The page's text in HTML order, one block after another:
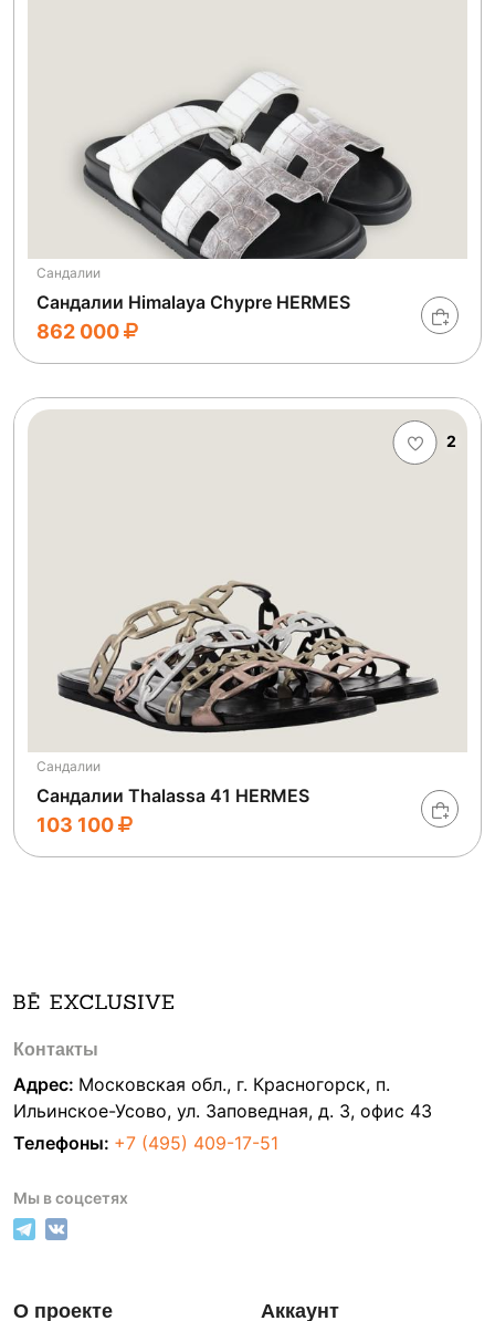
Сандалии
Сандалии Himalaya Chypre HERMES
862 000
2
Сандалии
Сандалии Thalassa 41 HERMES
103 100
Контакты
Адрес: Московская обл., г. Красногорск, п.
Ильинское-Усово, ул. Заповедная, д. 3, офис 43
Телефоны: +7 (495) 409-17-51
Мы в соцсетях
О проекте Аккаунт